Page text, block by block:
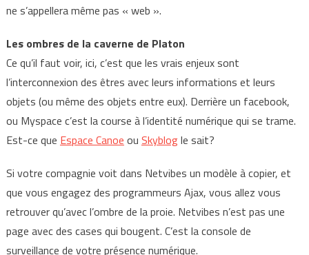
ne s’appellera même pas « web ».
Les ombres de la caverne de Platon
Ce qu’il faut voir, ici, c’est que les vrais enjeux sont
l’interconnexion des êtres avec leurs informations et leurs
objets (ou même des objets entre eux). Derrière un facebook,
ou Myspace c’est la course à l’identité numérique qui se trame.
Est-ce que Espace Canoe ou Skyblogle sait?
Si votre compagnie voit dans Netvibes un modèle à copier, et
que vous engagez des programmeurs Ajax, vous allez vous
retrouver qu’avec l’ombre de la proie. Netvibes n’est pas une
page avec des cases qui bougent. C’est la console de
surveillance de votre présence numérique.